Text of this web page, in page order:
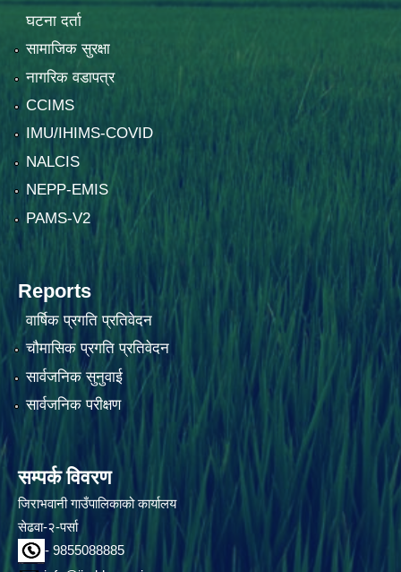
घटना दर्ता
सामाजिक सुरक्षा
नागरिक वडापत्र
CCIMS
IMU/IHIMS-COVID
NALCIS
NEPP-EMIS
PAMS-V2
Reports
वार्षिक प्रगति प्रतिवेदन
चौमासिक प्रगति प्रतिवेदन
सार्वजनिक सुनुवाई
सार्वजनिक परीक्षण
सम्पर्क विवरण
जिराभवानी गाउँपालिकाको कार्यालय
सेढवा-२-पर्सा
- 9855088885